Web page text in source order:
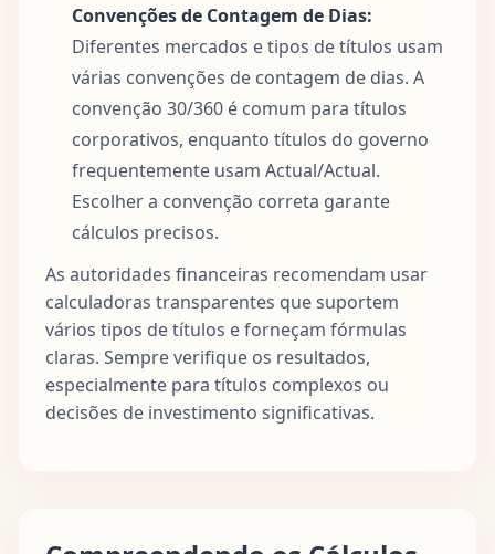
Convenções de Contagem de Dias:
Diferentes mercados e tipos de títulos usam
várias convenções de contagem de dias. A
convenção 30/360 é comum para títulos
corporativos, enquanto títulos do governo
frequentemente usam Actual/Actual.
Escolher a convenção correta garante
cálculos precisos.
As autoridades financeiras recomendam usar
calculadoras transparentes que suportem
vários tipos de títulos e forneçam fórmulas
claras. Sempre verifique os resultados,
especialmente para títulos complexos ou
decisões de investimento significativas.